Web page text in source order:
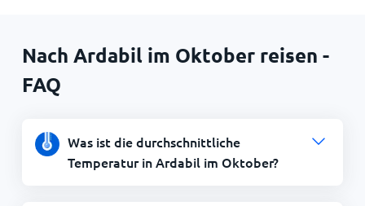
Nach Ardabil im Oktober reisen -
FAQ
Was ist die durchschnittliche
Temperatur in Ardabil im Oktober?